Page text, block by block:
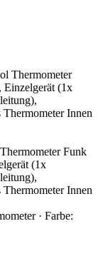
Funk
(1x
Innen
· Farbe: